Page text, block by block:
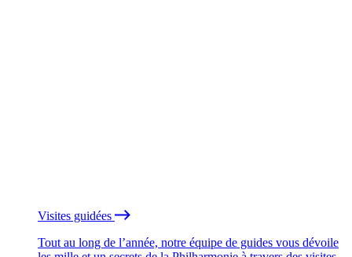
Visites guidées
Tout au long de l’année, notre équipe de guides vous dévoile